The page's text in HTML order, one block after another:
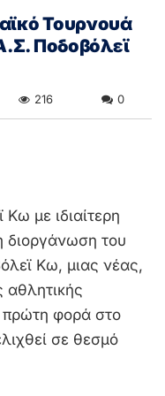
Τουρνουά
Ποδοβόλεϊ
216 0
με ιδιαίτερη
διοργάνωση του
Κω, μιας νέας,
αθλητικής
πρώτη φορά στο
σε θεσμό